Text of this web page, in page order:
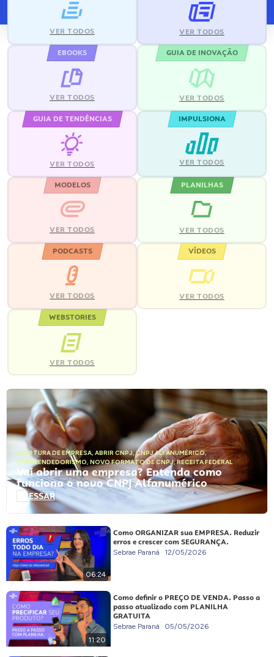
VER TODOS VER TODOS
EBOOKS
VER TODOS
GUIA DE INOVAÇÃO
VER TODOS
GUIA DE TENDÊNCIAS
VER TODOS
IMPULSIONA
VER TODOS
MODELOS
VER TODOS
PLANILHAS
VER TODOS
PODCASTS
VER TODOS
VÍDEOS
VER TODOS
WEBSTORIES
VER TODOS
ABERTURA DE EMPRESA, ABRIR CNPJ,CNPJ ALFANUMÉRICO,
EMPREENDEDORISMO, NOVO FORMATO DE CNPJ,RECEITA FEDERAL
Vai abrir uma empresa? Entenda como
funciona o novo CNPJ Alfanumérico
ACESSAR
06:24
Como ORGANIZAR sua EMPRESA. Reduzir
erros e crescer com SEGURANÇA.
Sebrae Paraná 12/05/2026
11:20
Como definir o PREÇO DE VENDA. Passo a
passo atualizado com PLANILHA
GRATUITA
Sebrae Paraná 05/05/2026